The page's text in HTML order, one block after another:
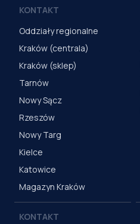
KONTAKT
Oddziały regionalne
Kraków (centrala)
Kraków (sklep)
Tarnów
Nowy Sącz
Rzeszów
Nowy Targ
Kielce
Katowice
Magazyn Kraków
KONTAKT